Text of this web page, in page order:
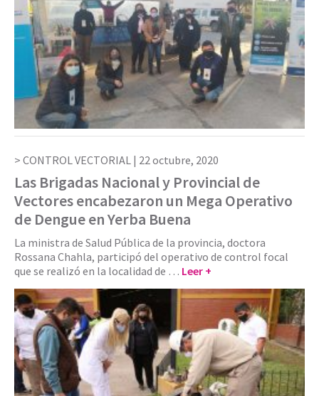
CONTROL VECTORIAL | 22 octubre, 2020
Las Brigadas Nacional y Provincial de
Vectores encabezaron un Mega Operativo
de Dengue en Yerba Buena
La ministra de Salud Pública de la provincia, doctora
Rossana Chahla, participó del operativo de control focal
que se realizó en la localidad de … Leer +